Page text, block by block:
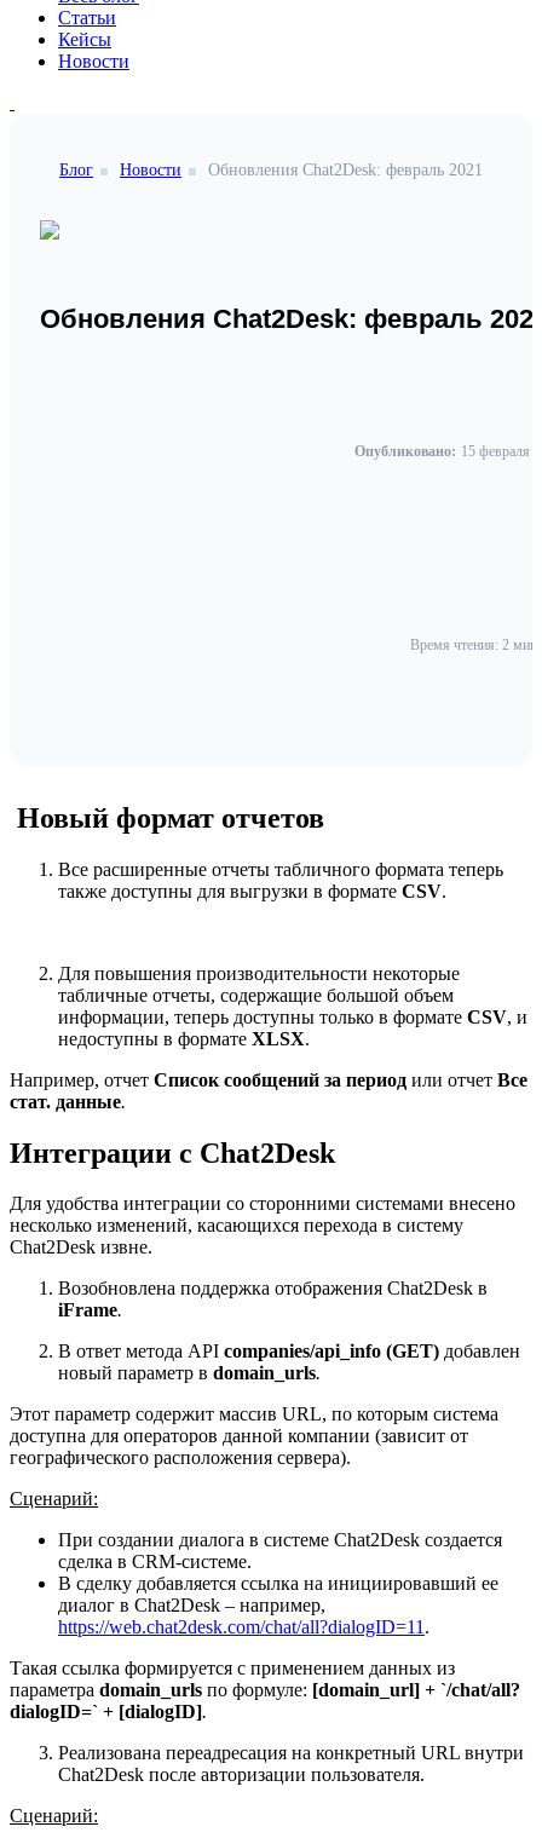
Статьи
Кейсы
Новости
Блог Новости Обновления Chat2Desk: февраль 2021
Обновления Chat2Desk: февраль
Опубликовано: 15 февраля
Время чтения: 2
Новый формат отчетов
Все расширенные отчеты табличного формата теперь
также доступны для выгрузки в формате CSV.
Для повышения производительности некоторые
табличные отчеты, содержащие большой объем
информации, теперь доступны только в формате CSV, и
недоступны в формате XLSX.
Например, отчет Список сообщений за период или отчет Все
стат. данные.
Интеграции с Chat2Desk
Для удобства интеграции со сторонними системами внесено
несколько изменений, касающихся перехода в систему
Chat2Desk извне.
Возобновлена поддержка отображения Chat2Desk в
iFrame.
В ответ метода API companies/api_info (GET) добавлен
новый параметр в domain_urls.
Этот параметр содержит массив URL, по которым система
доступна для операторов данной компании (зависит от
географического расположения сервера).
Сценарий:
При создании диалога в системе Chat2Desk создается
сделка в CRM-системе.
В сделку добавляется ссылка на инициировавший ее
диалог в Chat2Desk – например,
https://web.chat2desk.com/chat/all?dialogID=11.
Такая ссылка формируется с применением данных из
параметра domain_urls по формуле: [domain_url] + `/chat/all?
dialogID=` + [dialogID].
Реализована переадресация на конкретный URL внутри
Chat2Desk после авторизации пользователя.
Сценарий: